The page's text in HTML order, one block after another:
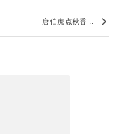
唐伯虎点秋香 .. keyboard_arrow_right